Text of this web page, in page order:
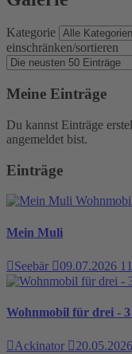
Kategorie
einschränken/sortieren
Meine Einträge
Du kannst Einträge
angemeldet bist.
Einträge
Mein Muli
Seebär
09.07.2026
Wohnmobil für drei -
Ackinator